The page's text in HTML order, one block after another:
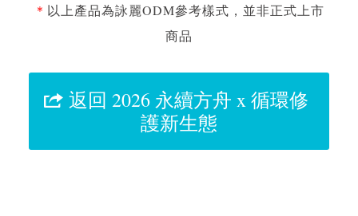
＊ 以上產品為詠麗ODM參考樣式，並非正式上市
商品
返回 2026 永續方舟 x 循環修
護新生態